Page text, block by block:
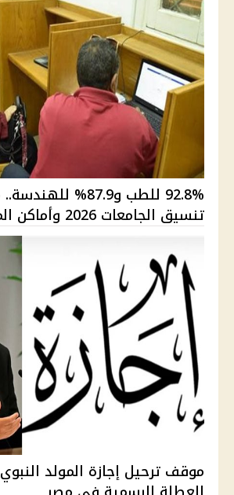
92.8% للطب و87.9%
تنسيق الجامعات 2026 وأماكن المرحلة ...